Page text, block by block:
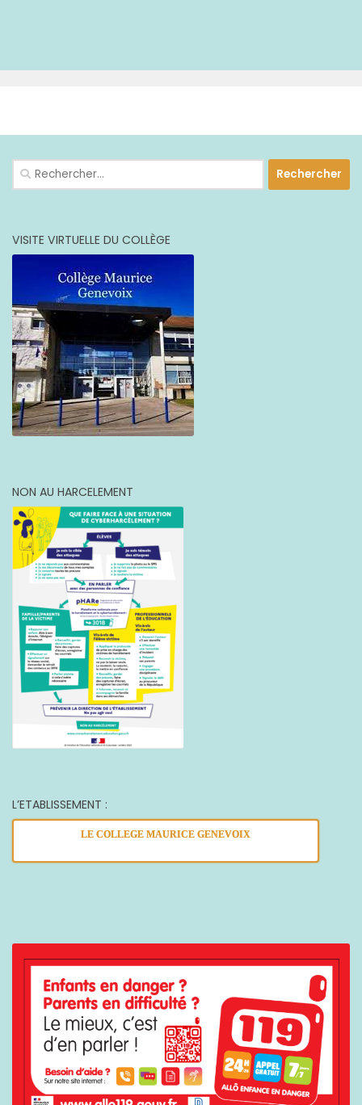
Rechercher :
VISITE VIRTUELLE DU COLLÈGE
NON AU HARCELEMENT
L’ETABLISSEMENT :
LE COLLEGE MAURICE GENEVOIX